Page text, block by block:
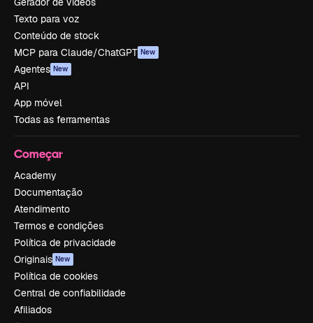
Texto para voz
Conteúdo de stock
MCP para Claude/ChatGPT New
Agentes New
API
App móvel
Todas as ferramentas
Começar
Academy
Documentação
Atendimento
Termos e condições
Política de privacidade
Originais New
Política de cookies
Central de confiabilidade
Afiliados